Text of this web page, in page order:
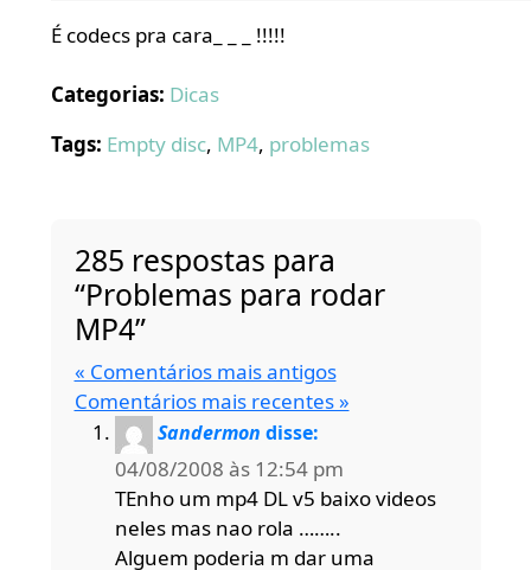
É codecs pra cara_ _ _ !!!!!
Categorias: Dicas
Tags: Empty disc, MP4, problemas
285 respostas para
“Problemas para rodar
MP4”
« Comentários mais antigos
Comentários mais recentes »
Sandermon disse:
04/08/2008 às 12:54 pm
TEnho um mp4 DL v5 baixo videos
neles mas nao rola ……..
Alguem poderia m dar uma